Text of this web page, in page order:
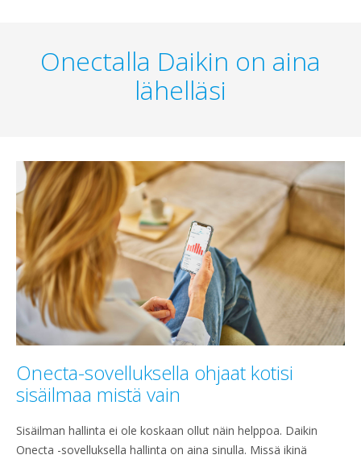
Onectalla Daikin on aina
lähelläsi
Onecta-sovelluksella ohjaat kotisi
sisäilmaa mistä vain
Sisäilman hallinta ei ole koskaan ollut näin helppoa. Daikin
Onecta -sovelluksella hallinta on aina sinulla. Missä ikinä